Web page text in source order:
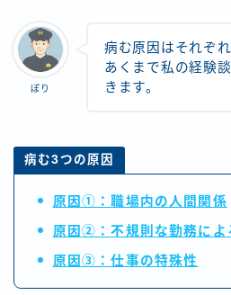
ぽり
病む原因はそれぞ
あくまで私の経験
きます。
病む3つの原因
原因①：職場内の人間関係
原因②：不規則な勤務によ
原因③：仕事の特殊性